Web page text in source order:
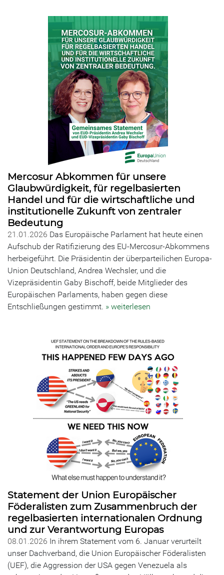
Mercosur Abkommen für unsere
Glaubwürdigkeit, für regelbasierten
Handel und für die wirtschaftliche und
institutionelle Zukunft von zentraler
Bedeutung
21.01.2026 Das Europäische Parlament hat heute einen
Aufschub der Ratifizierung des EU-Mercosur-Abkommens
herbeigeführt. Die Präsidentin der überparteilichen Europa-
Union Deutschland, Andrea Wechsler, und die
Vizepräsidentin Gaby Bischoff, beide Mitglieder des
Europäischen Parlaments, haben gegen diese
Entschließungen gestimmt. » weiterlesen
Statement der Union Europäischer
Föderalisten zum Zusammenbruch der
regelbasierten internationalen Ordnung
und zur Verantwortung Europas
08.01.2026 In ihrem Statement vom 6. Januar verurteilt
unser Dachverband, die Union Europäischer Föderalisten
(UEF), die Aggression der USA gegen Venezuela als